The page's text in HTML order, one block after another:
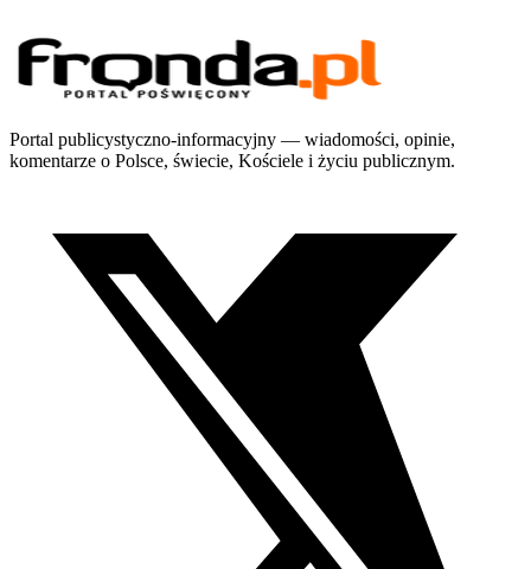
Portal publicystyczno-informacyjny — wiadomości, opinie,
komentarze o Polsce, świecie, Kościele i życiu publicznym.